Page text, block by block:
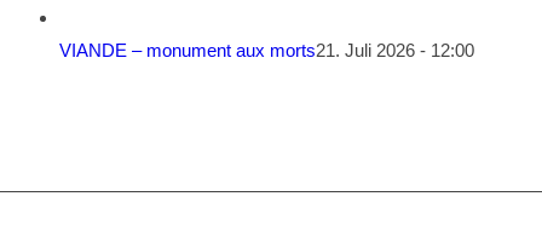
VIANDE – monument aux morts21. Juli 2026 - 12:00